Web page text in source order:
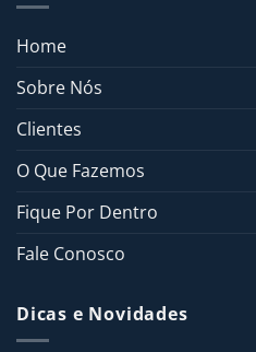
Home
Sobre Nós
Clientes
O Que Fazemos
Fique Por Dentro
Fale Conosco
Dicas e Novidades